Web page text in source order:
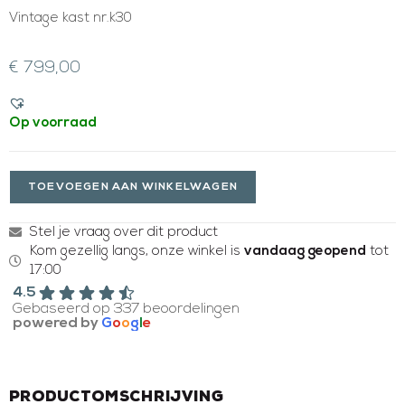
Vintage kast nr.k30
€ 799,00
Op voorraad
TOEVOEGEN AAN WINKELWAGEN
Stel je vraag over dit product
Kom gezellig langs, onze winkel is vandaag geopend tot
17:00
4.5
Gebaseerd op 337 beoordelingen
powered by Goog e
Productomschrijving